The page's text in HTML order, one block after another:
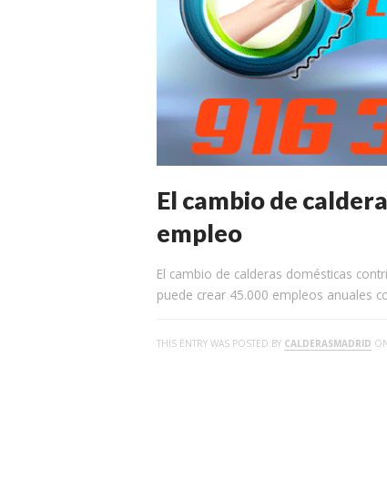
El cambio de
empleo
El cambio de calderas domésticas
puede crear 45.000 empleos anuales
THIS ENTRY WAS POSTED BY CALDERASMADRID